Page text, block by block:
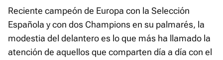
Reciente campeón de Europa con la Selección
Española y con dos Champions en su palmarés, la
modestia del delantero es lo que más ha llamado la
atención de aquellos que comparten día a día con el